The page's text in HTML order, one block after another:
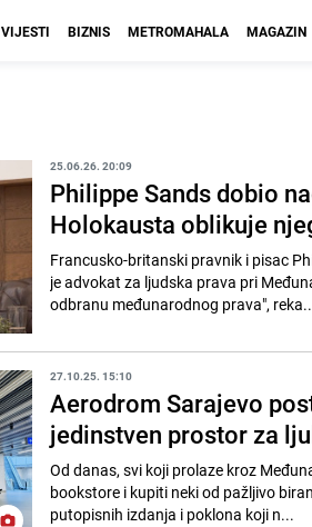
VIJESTI BIZNIS METROMAHALA MAGAZIN
25.06.26. 20:09
Philippe Sands dobio
Holokausta oblikuje
Francusko-britanski pravnik i pisac
je advokat za ljudska prava pri
odbranu međunarodnog prava",
27.10.25. 15:10
Aerodrom Sarajevo
jedinstven prostor za
Od danas, svi koji prolaze kroz
bookstore i kupiti neki od pažljivo
putopisnih izdanja i poklona koji n...